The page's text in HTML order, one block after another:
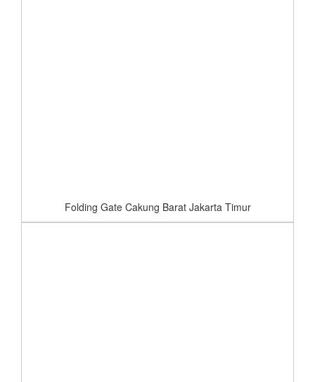
Folding Gate Cakung Barat Jakarta Timur